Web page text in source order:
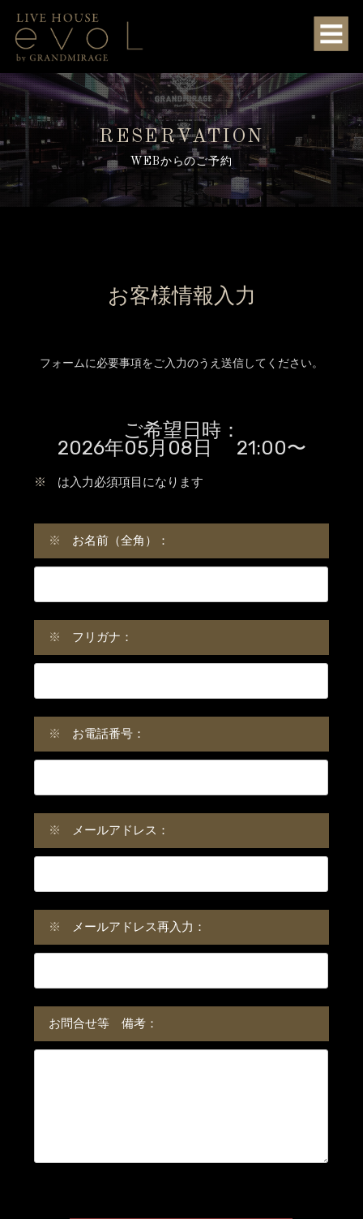
RESERVATION
WEBからのご予約
お客様情報入力
フォームに必要事項をご入力のうえ送信してください。
ご希望日時：
2026年05月08日 21:00〜
※ は入力必須項目になります
※ お名前（全角）：
※ フリガナ：
※ お電話番号：
※ メールアドレス：
※ メールアドレス再入力：
お問合せ等 備考：